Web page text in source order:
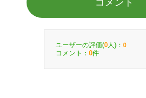
コメント
ユーザーの評価(0 人)： 0
コメント： 0件